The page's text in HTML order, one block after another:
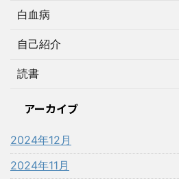
白血病
自己紹介
読書
アーカイブ
2024年12月
2024年11月